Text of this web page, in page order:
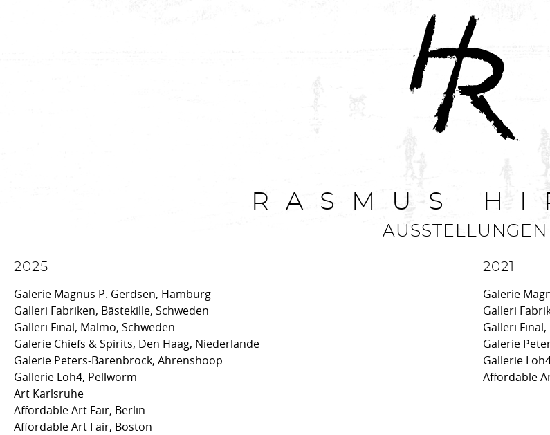
RASMUS
AUSSTELLUNGEN
2025
Galerie Magnus P. Gerdsen, Hamburg
Galleri Fabriken, Bästekille, Schweden
Galleri Final, Malmö, Schweden
Galerie Chiefs & Spirits, Den Haag, Niederlande
Galerie Peters-Barenbrock, Ahrenshoop
Gallerie Loh4, Pellworm
Art Karlsruhe
Affordable Art Fair, Berlin
Affordable Art Fair, Boston
2021
Galerie
Galleri
Galleri
Galerie
Gallerie
Affordable